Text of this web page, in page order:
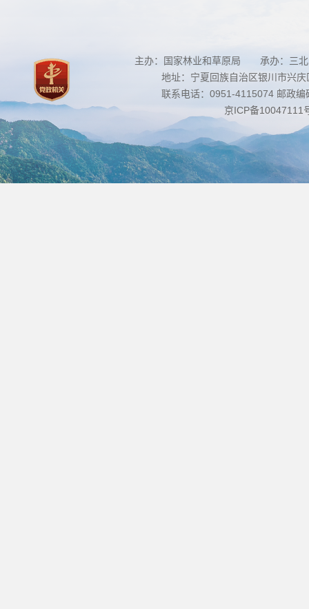
主办：国家林业和草原局 承办：三北
地址：宁夏回族自治区银川市兴
联系电话：0951-4115074 邮政
京ICP备10047111